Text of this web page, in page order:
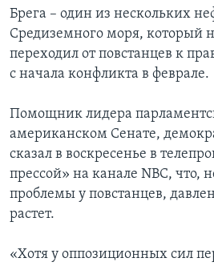
Брега – один из нескольких
Средиземного моря, который
переходил от повстанцев к
с начала конфликта в феврале.
Помощник лидера
американском Сенате,
сказал в воскресенье в
прессой» на канале NBC, что,
проблемы у повстанцев,
растет.
«Хотя у оппозиционных сил